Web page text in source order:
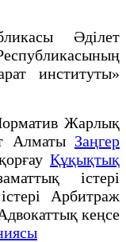
Әділет
институты»
Жарлық
Алматы Заңгер
Құқықтық
істері
Арбитраж
кеңсе